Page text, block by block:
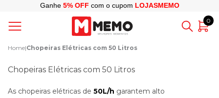
Ganhe 5% OFF com o cupom LOJASMEMO
0
Home|Chopeiras Elétricas com 50 Litros
Chopeiras Elétricas com 50 Litros
As chopeiras elétricas de 50L/h garantem alto